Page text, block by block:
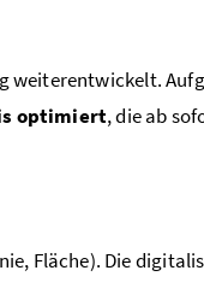
optimiert, die ab
Fläche). Die